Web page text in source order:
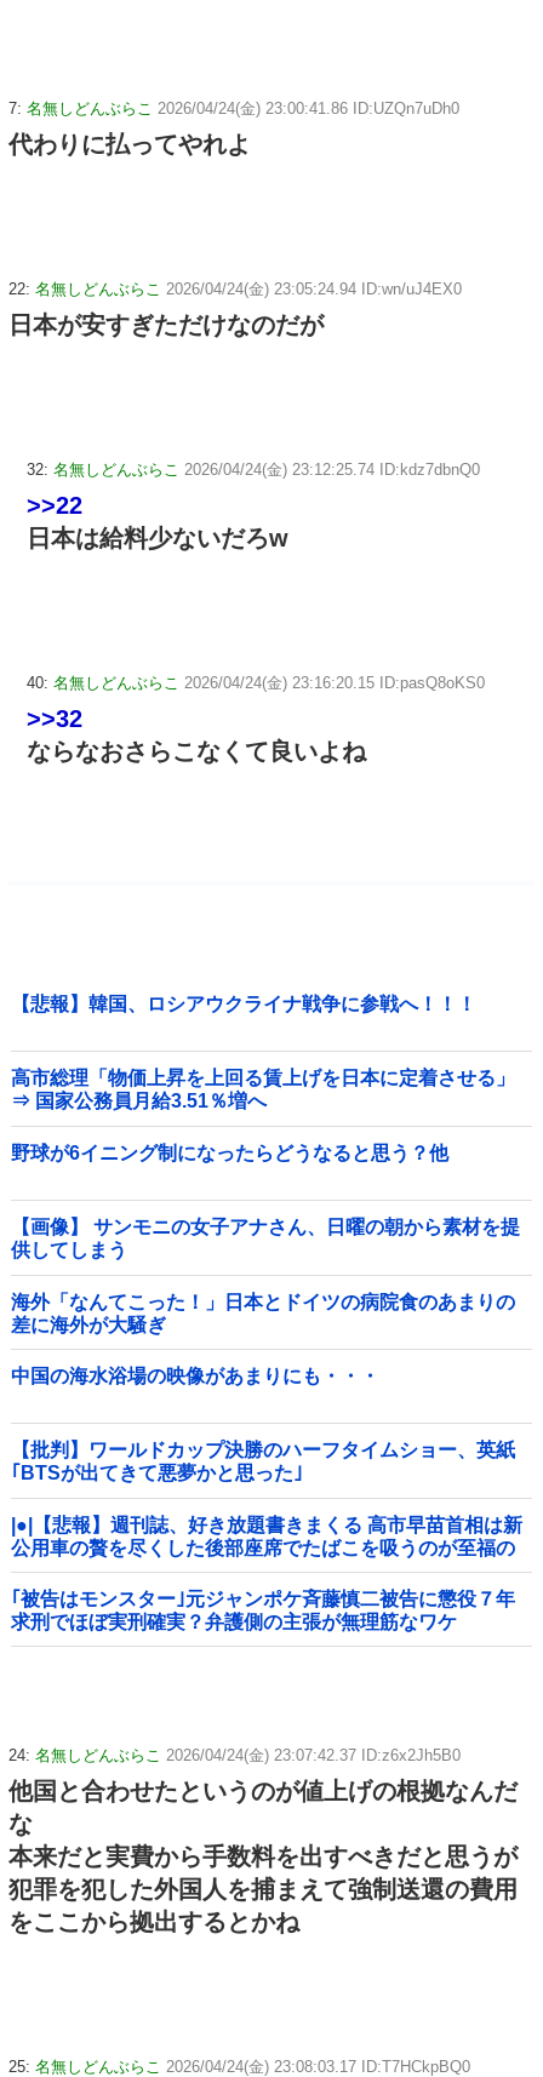
7: 名無しどんぶらこ 2026/04/24(金) 23:00:41.86 ID:UZQn7uDh0
代わりに払ってやれよ
22: 名無しどんぶらこ 2026/04/24(金) 23:05:24.94 ID:wn/uJ4EX0
日本が安すぎただけなのだが
32: 名無しどんぶらこ 2026/04/24(金) 23:12:25.74 ID:kdz7dbnQ0
>>22
日本は給料少ないだろw
40: 名無しどんぶらこ 2026/04/24(金) 23:16:20.15 ID:pasQ8oKS0
>>32
ならなおさらこなくて良いよね
【悲報】韓国、ロシアウクライナ戦争に参戦へ！！！
高市総理「物価上昇を上回る賃上げを日本に定着させる」
⇒ 国家公務員月給3.51％増へ
野球が6イニング制になったらどうなると思う？他
【画像】 サンモニの女子アナさん、日曜の朝から素材を提
供してしまう
海外「なんてこった！」日本とドイツの病院食のあまりの
差に海外が大騒ぎ
中国の海水浴場の映像があまりにも・・・
【批判】ワールドカップ決勝のハーフタイムショー、英紙
｢BTSが出てきて悪夢かと思った｣
|●|【悲報】週刊誌、好き放題書きまくる 高市早苗首相は新
公用車の贅を尽くした後部座席でたばこを吸うのが至福の
時間「どんどん延びる乗車時間」
｢被告はモンスター｣元ジャンポケ斉藤慎二被告に懲役７年
求刑でほぼ実刑確実？弁護側の主張が無理筋なワケ
24: 名無しどんぶらこ 2026/04/24(金) 23:07:42.37 ID:z6x2Jh5B0
他国と合わせたというのが値上げの根拠なんだ
な
本来だと実費から手数料を出すべきだと思うが
犯罪を犯した外国人を捕まえて強制送還の費用
をここから拠出するとかね
25: 名無しどんぶらこ 2026/04/24(金) 23:08:03.17 ID:T7HCkpBQ0